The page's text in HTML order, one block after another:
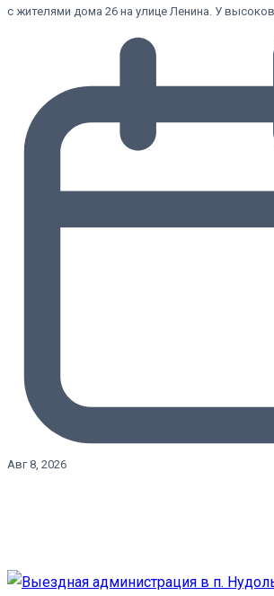
с жителями дома 26 на улице Ленина. У
Авг 8, 2026